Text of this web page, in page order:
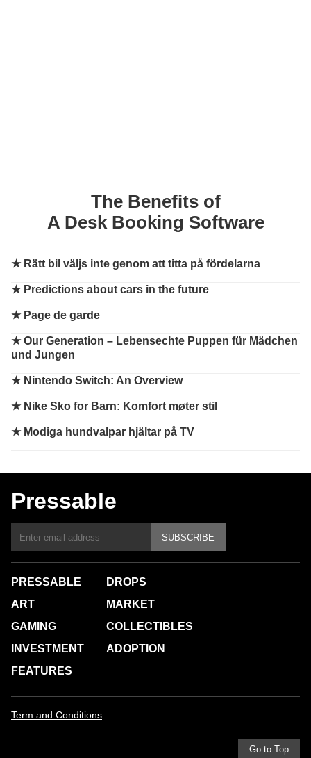
The Benefits of
A Desk Booking Software
★ Rätt bil väljs inte genom att titta på fördelarna
★ Predictions about cars in the future
★ Page de garde
★Our Generation – Lebensechte Puppen für Mädchen
und Jungen
★ Nintendo Switch: An Overview
★ Nike Sko for Barn: Komfort møter stil
★ Modiga hundvalpar hjältar på TV
Pressable
SUBSCRIBE
PRESSABLE
ART
GAMING
INVESTMENT
FEATURES
DROPS
MARKET
COLLECTIBLES
ADOPTION
Term and Conditions
Go to Top